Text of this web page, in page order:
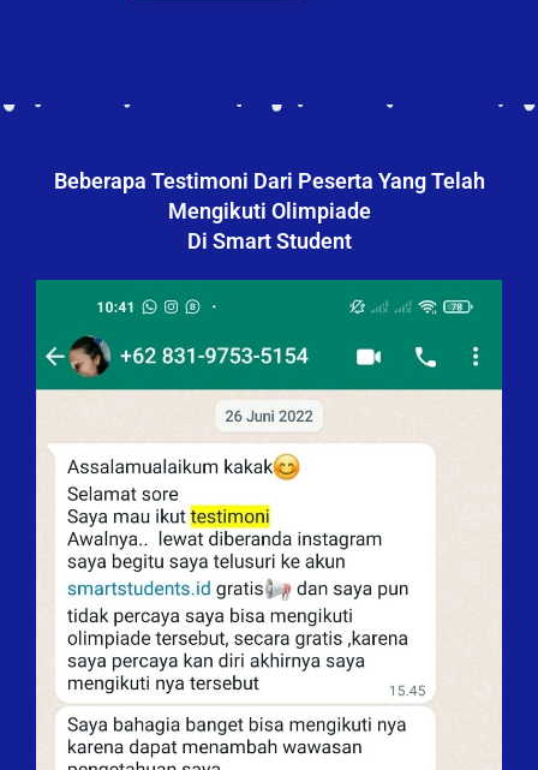
Beberapa Testimoni Dari Peserta Yang Telah
Mengikuti Olimpiade
Di Smart Student